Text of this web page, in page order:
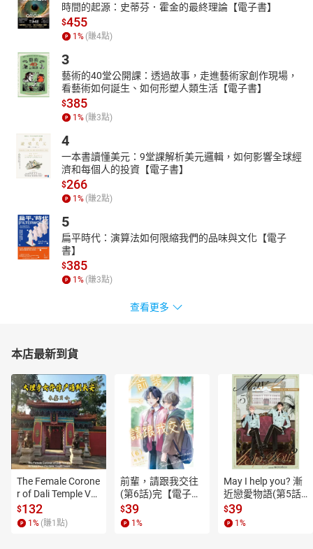
時間的起源：史蒂芬．霍金的最終理論【電子書】
$455
1 % (賺4點)
3
藝術的40堂公開課：透過故事，走進藝術家創作現場，
看藝術如何誕生、如何形塑人類生活【電子書】
$385
1 % (賺3點)
4
一本書讀懂美元：9堂課解析美元邏輯，如何影響全球經
濟和每個人的投資【電子書】
$266
1 % (賺2點)
5
扁平時代：演算法如何限縮我們的品味與文化【電子
書】
$385
1 % (賺3點)
查看更多
本店最新到貨
The Female Corone
r of Dali Temple Vo
l.6【有聲書】
$132
1 % (賺1 點)
前輩，請跟我交往
(第6話)完【電子
書】
$39
1 %
May I help you? 漸
近戀愛物語(第5話)
【電子書】
$39
1 %